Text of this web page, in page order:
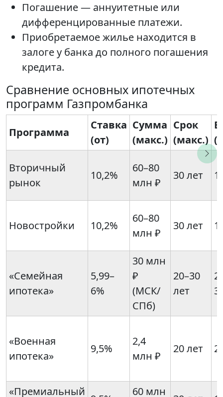
Погашение — аннуитетные или
дифференцированные платежи.
Приобретаемое жилье находится в
залоге у банка до полного погашения
кредита.
Сравнение основных ипотечных
программ Газпромбанка
Программа
Ставка
(от)
Сумма
(макс.)
Срок
(макс.)
Вторичный
рынок
10,2%
60–80
млн ₽
30 лет
Новостройки 10,2%
60–80
млн ₽
30 лет
«Семейная
ипотека»
5,99–
6%
30 млн
₽
(МСК/
СПб)
20–30
лет
«Военная
ипотека»
9,5%
2,4
млн ₽
20 лет
«Премиальный
60 млн